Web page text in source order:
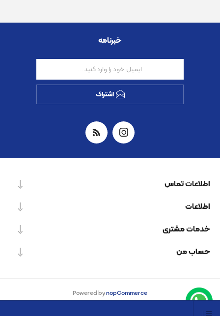
خبرنامه
اشتراک
اطلاعات تماس
اطلاعات
خدمات مشتری
حساب من
Powered bynopCommerce
Designed byNop-Templates.com